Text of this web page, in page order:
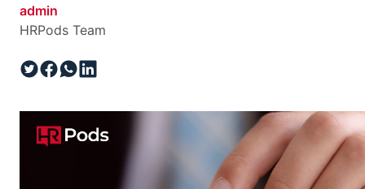
admin
HRPods Team